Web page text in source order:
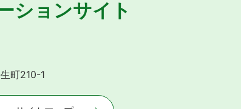
ションサイト
町210-1